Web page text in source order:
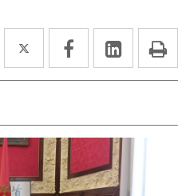
Twitter
Enlace
a
aplicación
externa.
Facebook
Enlace
a
aplicación
externa.
Enlace
a